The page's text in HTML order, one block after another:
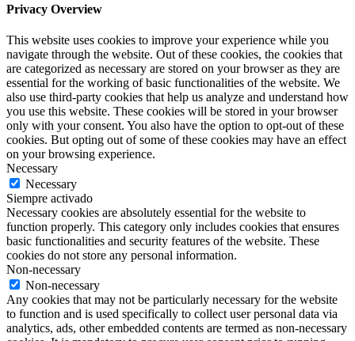
Privacy Overview
This website uses cookies to improve your experience while you
navigate through the website. Out of these cookies, the cookies that
are categorized as necessary are stored on your browser as they are
essential for the working of basic functionalities of the website. We
also use third-party cookies that help us analyze and understand how
you use this website. These cookies will be stored in your browser
only with your consent. You also have the option to opt-out of these
cookies. But opting out of some of these cookies may have an effect
on your browsing experience.
Necessary
Necessary
Siempre activado
Necessary cookies are absolutely essential for the website to
function properly. This category only includes cookies that ensures
basic functionalities and security features of the website. These
cookies do not store any personal information.
Non-necessary
Non-necessary
Any cookies that may not be particularly necessary for the website
to function and is used specifically to collect user personal data via
analytics, ads, other embedded contents are termed as non-necessary